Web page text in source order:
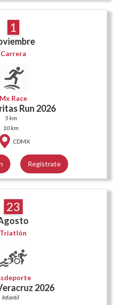
1
Carrera
Mx Race
Run 2026
5 km
10 km
CDMX
Regístrate
23
Triatlón
2026
Infantil